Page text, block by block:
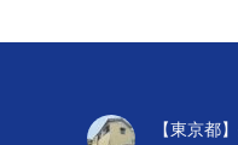
【東京都